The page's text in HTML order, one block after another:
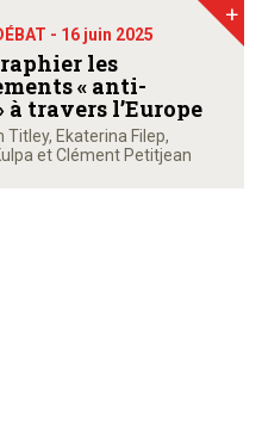
- 16 juin 2025
les
« anti-
à travers l’Europe
Titley, Ekaterina Filep,
et Clément Petitjean
+